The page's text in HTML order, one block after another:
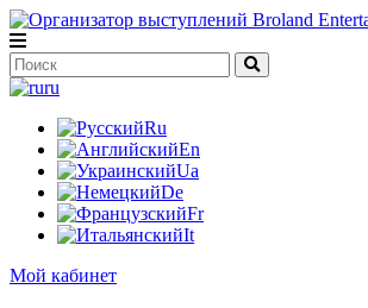
ru
Ru
En
Ua
De
Fr
It
Мой кабинет